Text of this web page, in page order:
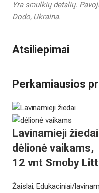
Yra smulkių detalių.
Dodo, Ukraina.
Atsiliepimai
Perkamiausios
Lavinamieji
dėlionė vaikams,
12 vnt Smoby
Žaislai, Edukaciniai/